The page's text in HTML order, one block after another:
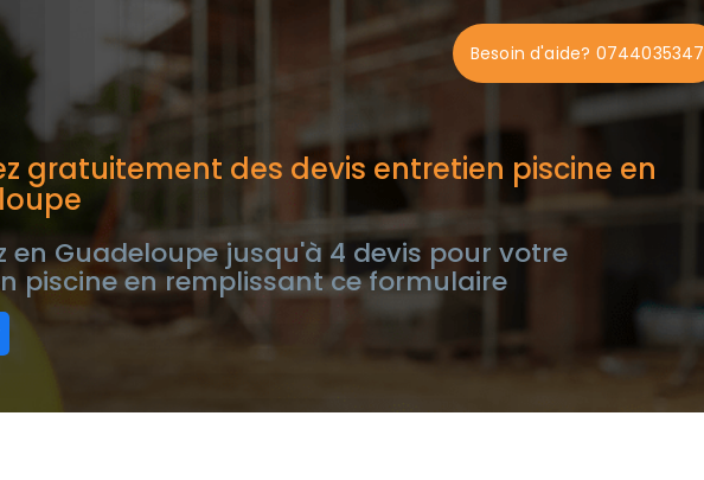
Besoin d'aide? 0744035347
gratuitement des devis entretien piscine en
en Guadeloupe jusqu'à 4 devis pour votre
piscine en remplissant ce formulaire